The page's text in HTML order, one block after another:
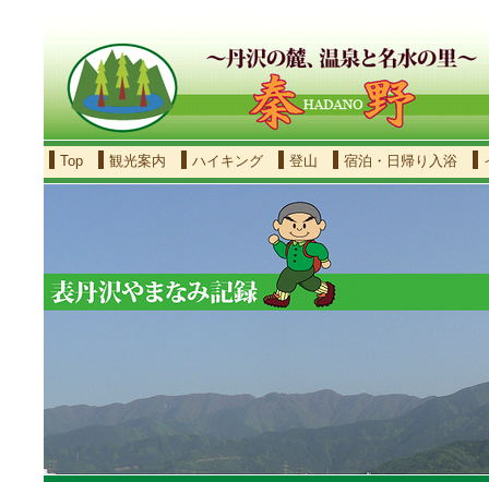
Top 観光案内 ハイキング 登山 宿泊・日帰り入浴